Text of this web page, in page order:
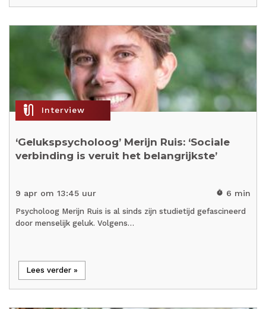
mic_external_on Interview
‘Gelukspsycholoog’ Merijn Ruis: ‘Sociale
verbinding is veruit het belangrijkste’
9 apr om 13:45 uur timer 6 min
Psycholoog Merijn Ruis is al sinds zijn studietijd gefascineerd
door menselijk geluk. Volgens…
Lees verder »